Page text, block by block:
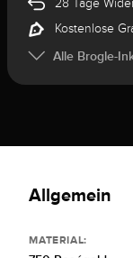
28 Tage
Kostenlose
Alle Brogle-
Allgemein
MATERIAL: